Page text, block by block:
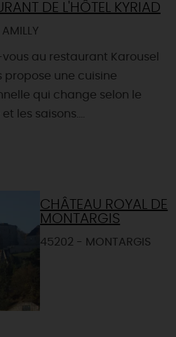
DE L'HÔTEL KYRIAD
au restaurant Karousel
propose une cuisine
qui change selon le
les saisons....
CHÂTEAU ROYAL DE
MONTARGIS
45202 - MONTARGIS